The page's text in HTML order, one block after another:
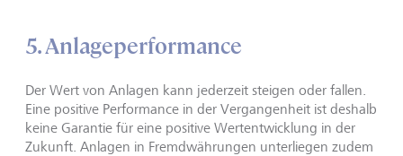
5. Anlageperformance
Der Wert von Anlagen kann jederzeit steigen oder fallen.
Eine positive Performance in der Vergangenheit ist deshalb
keine Garantie für eine positive Wertentwicklung in der
Zukunft. Anlagen in Fremdwährungen unterliegen zudem